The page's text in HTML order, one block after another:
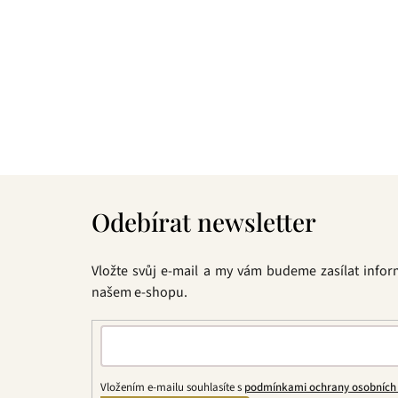
Odebírat newsletter
Vložte svůj e-mail a my vám budeme zasílat
našem e-shopu.
Vložením e-mailu souhlasíte s podmínkami ochrany